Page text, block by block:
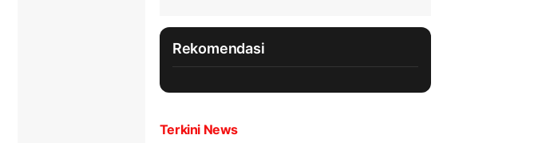
Rekomendasi
Terkini News